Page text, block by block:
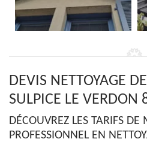
DEVIS NETTOYAGE
SULPICE LE VERDON
DÉCOUVREZ LES TARIFS
PROFESSIONNEL EN